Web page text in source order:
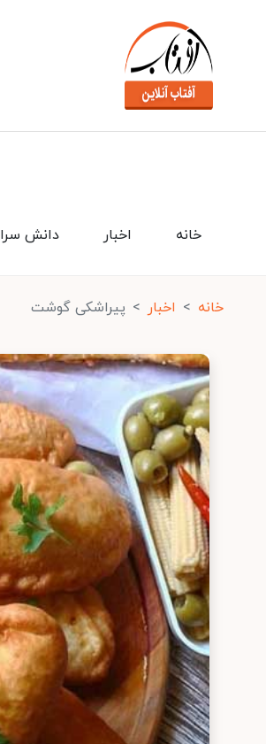
دانش سرا اخبار خانه
خانه اخبار پیراشکی گوشت